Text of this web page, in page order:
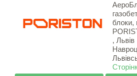
блоки,
, Львів